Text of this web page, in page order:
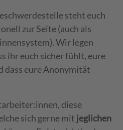
steht euch
zur Seite (auch als
Wir legen
ihr euch sicher fühlt, eure
dass eure Anonymität
diese
sich gerne mit jeglichen